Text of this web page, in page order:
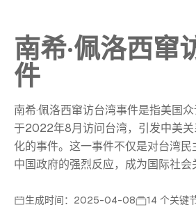
南希·佩洛西窜
件
南希·佩洛西窜访台湾事件是指美国
于2022年8月访问台湾，引发中美
化的事件。这一事件不仅是对台湾民
中国政府的强烈反应，成为国际社会
生成时间：2025-04-08 14 个关键